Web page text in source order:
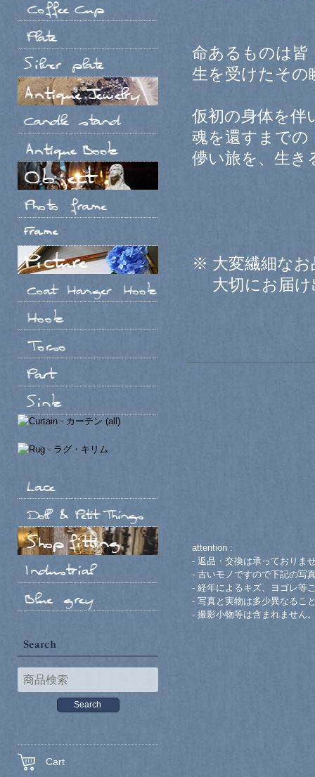
Cart
命あるものは皆
生を受けたその
仮初の身体を伴
魂を還すまでの
儚い旅を、生
※ 大変繊細なお
大切にお届け
attention :
- 返品・交換は承っておりま
- 古いモノですので下記の写
- 経年によるキズ、ヨゴレ等
- 写真と実物は多少異なるこ
- 撮影小物等は含まれません